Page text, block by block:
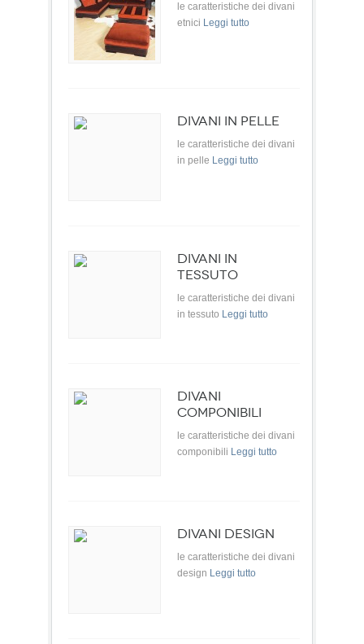
le caratteristiche dei divani
etnici Leggi tutto
DIVANI IN PELLE
le caratteristiche dei divani
in pelle Leggi tutto
DIVANI IN
TESSUTO
le caratteristiche dei divani
in tessuto Leggi tutto
DIVANI
COMPONIBILI
le caratteristiche dei divani
componibili Leggi tutto
DIVANI DESIGN
le caratteristiche dei divani
design Leggi tutto